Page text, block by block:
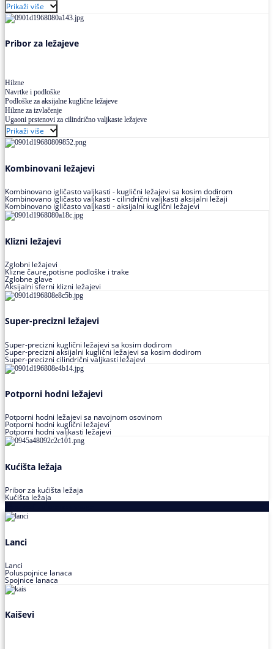
Prikaži više
Pribor za ležajeve
Hilzne
Navrtke i podloške
Podloške za aksijalne kuglične ležajeve
Hilzne za izvlačenje
Ugaoni prstenovi za cilindrično valjkaste ležajeve
Prikaži više
Kombinovani ležajevi
Kombinovano igličasto valjkasti - kuglični ležajevi sa kosim dodirom
Kombinovano igličasto valjkasti - cilindrični valjkasti aksijalni ležaji
Kombinovano igličasto valjkasti - aksijalni kuglični ležajevi
Klizni ležajevi
Zglobni ležajevi
Klizne čaure,potisne podloške i trake
Zglobne glave
Aksijalni sferni klizni ležajevi
Super-precizni ležajevi
Super-precizni kuglični ležajevi sa kosim dodirom
Super-precizni aksijalni kuglični ležajevi sa kosim dodirom
Super-precizni cilindrični valjkasti ležajevi
Potporni hodni ležajevi
Potporni hodni ležajevi sa navojnom osovinom
Potporni hodni kuglični ležajevi
Potporni hodni valjkasti ležajevi
Kućišta ležaja
Pribor za kućišta ležaja
Kućišta ležaja
Lanci
Lanci
Poluspojnice lanaca
Spojnice lanaca
Kaiševi